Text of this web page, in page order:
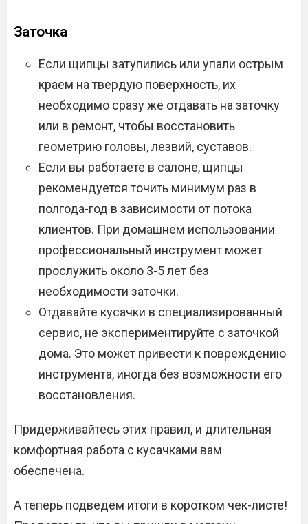
Заточка
Если щипцы затупились или упали острым
краем на твердую поверхность, их
необходимо сразу же отдавать на заточку
или в ремонт, чтобы восстановить
геометрию головы, лезвий, суставов.
Если вы работаете в салоне, щипцы
рекомендуется точить минимум раз в
полгода-год в зависимости от потока
клиентов. При домашнем использовании
профессиональный инструмент может
прослужить около 3-5 лет без
необходимости заточки.
Отдавайте кусачки в специализированный
сервис, не экспериментируйте с заточкой
дома. Это может привести к повреждению
инструмента, иногда без возможности его
восстановления.
Придерживайтесь этих правил, и длительная
комфортная работа с кусачками вам
обеспечена.
А теперь подведём итоги в коротком чек-листе!